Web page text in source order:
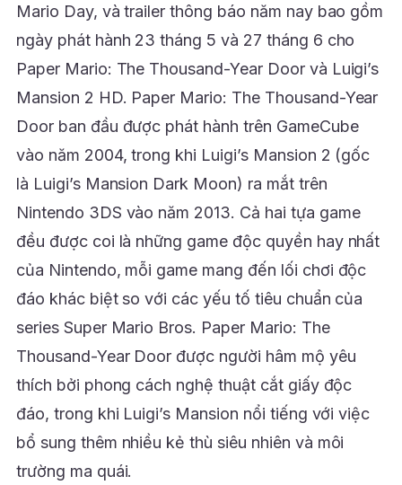
Mario Day, và trailer thông báo năm nay bao gồm
ngày phát hành 23 tháng 5 và 27 tháng 6 cho
Paper Mario: The Thousand-Year Door và Luigi’s
Mansion 2 HD. Paper Mario: The Thousand-Year
Door ban đầu được phát hành trên GameCube
vào năm 2004, trong khi Luigi’s Mansion 2 (gốc
là Luigi’s Mansion Dark Moon) ra mắt trên
Nintendo 3DS vào năm 2013. Cả hai tựa game
đều được coi là những game độc quyền hay nhất
của Nintendo, mỗi game mang đến lối chơi độc
đáo khác biệt so với các yếu tố tiêu chuẩn của
series Super Mario Bros. Paper Mario: The
Thousand-Year Door được người hâm mộ yêu
thích bởi phong cách nghệ thuật cắt giấy độc
đáo, trong khi Luigi’s Mansion nổi tiếng với việc
bổ sung thêm nhiều kẻ thù siêu nhiên và môi
trường ma quái.